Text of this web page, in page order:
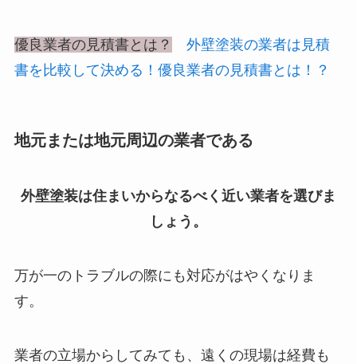
優良業者の見積書とは？
外壁塗装の業者は見積
書を比較して決める！優良業者の見積書とは！？
地元または地元周辺の業者である
外壁塗装は住まいからなるべく近い業者を選びま
しょう。
万が一のトラブルの際にも対応がはやくなりま
す。
業者の立場からしてみても、遠くの現場は経費も